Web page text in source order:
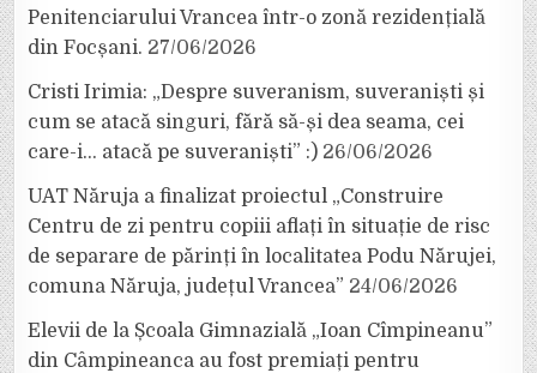
Penitenciarului Vrancea într-o zonă rezidențială
din Focșani. 27/06/2026
Cristi Irimia: „Despre suveranism, suveraniști și
cum se atacă singuri, fără să-și dea seama, cei
care-i… atacă pe suveraniști” :) 26/06/2026
UAT Năruja a finalizat proiectul „Construire
Centru de zi pentru copiii aflați în situație de risc
de separare de părinți în localitatea Podu Nărujei,
comuna Năruja, județul Vrancea” 24/06/2026
Elevii de la Școala Gimnazială „Ioan Cîmpineanu”
din Câmpineanca au fost premiați pentru